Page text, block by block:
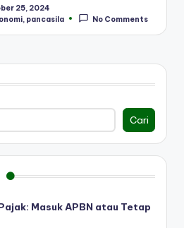
25, 2024
pancasila No Comments
Cari
Masuk APBN atau Tetap